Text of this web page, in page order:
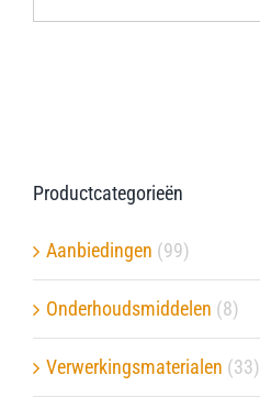
Productcategorieën
Aanbiedingen (99)
Onderhoudsmiddelen (8)
Verwerkingsmaterialen (33)